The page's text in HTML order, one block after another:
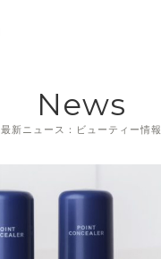
News
最新ニュース：ビューティー情報